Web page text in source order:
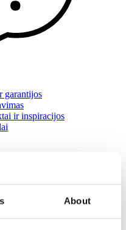
About
garantijos
ir inspiracijos